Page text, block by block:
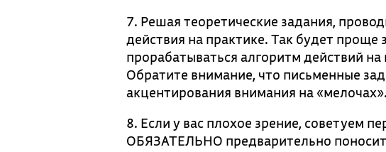
7. Решая теоретические задания,
действия на практике. Так будет
прорабатываться алгоритм действий
Обратите внимание, что письменные
акцентирования внимания на «мелочах».
8. Если у вас плохое зрение, советуем
ОБЯЗАТЕЛЬНО предварительно